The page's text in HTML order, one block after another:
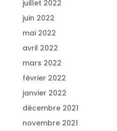
juillet 2022
juin 2022
mai 2022
avril 2022
mars 2022
février 2022
janvier 2022
décembre 2021
novembre 2021